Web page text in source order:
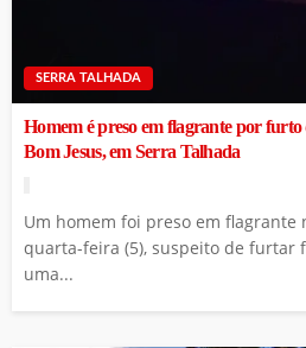
SERRA TALHADA
Homem é preso em flagrante por furto
Bom Jesus, em Serra Talhada
Um homem foi preso em flagrante
quarta-feira (5), suspeito de furtar
uma...